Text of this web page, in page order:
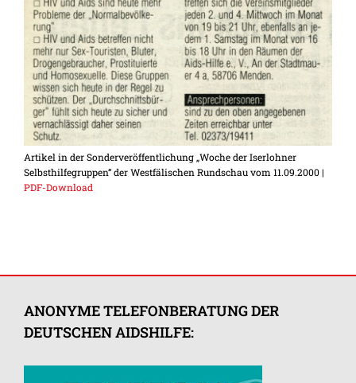
Artikel in der Sonderveröffentlichung „Woche der Iserlohner
Selbsthilfegruppen“ der Westfälischen Rundschau vom 11.09.2000 |
PDF-Download
ANONYME TELEFONBERATUNG DER
DEUTSCHEN AIDSHILFE: